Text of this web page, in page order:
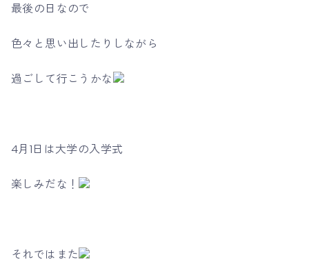
最後の日なので
色々と思い出したりしながら
過ごして行こうかな
4月1日は大学の入学式
楽しみだな！
それではまた